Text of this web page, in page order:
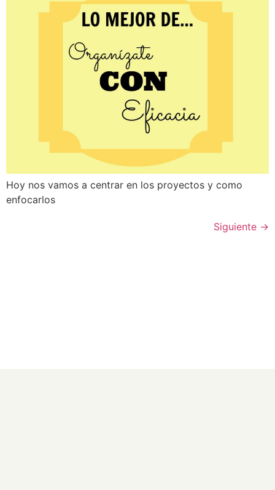
Hoy nos vamos a centrar en los proyectos y como
enfocarlos
Siguiente →